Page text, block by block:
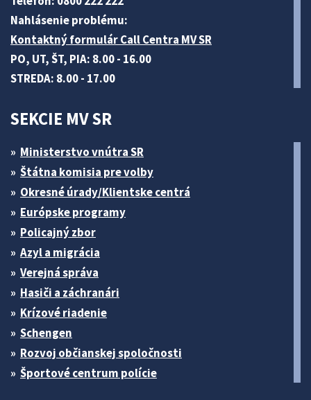
Nahlásenie problému:
Kontaktný formulár Call Centra MV SR
PO, UT, ŠT, PIA: 8.00 - 16.00
STREDA: 8.00 - 17.00
SEKCIE MV SR
Ministerstvo vnútra SR
Štátna komisia pre volby
Okresné úrady/Klientske centrá
Európske programy
Policajný zbor
Azyl a migrácia
Verejná správa
Hasiči a záchranári
Krízové riadenie
Schengen
Rozvoj občianskej spoločnosti
Športové centrum polície